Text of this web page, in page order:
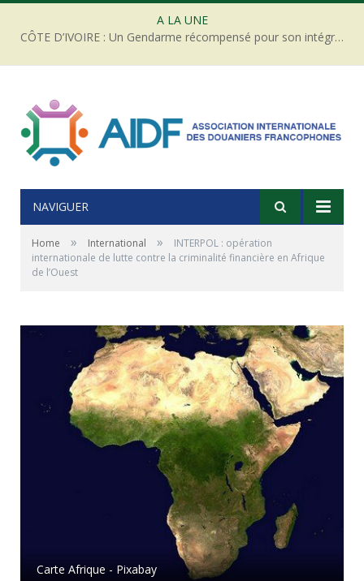
A LA UNE
CÔTE D’IVOIRE : Un Gendarme récompensé pour son intégrité face à une tentative de corruption
NAVIGUER
Home » International »
INTERPOL : opération
internationale de lutte contre la criminalité financière en Afrique
de l’Ouest
Carte Afrique - Pixabay